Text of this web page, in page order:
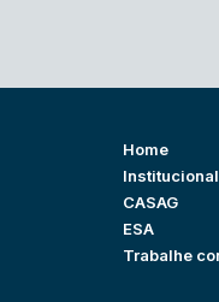
Home
Institucional
CASAG
ESA
Trabalhe